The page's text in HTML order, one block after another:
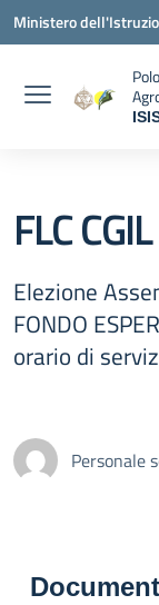
Vai ai contenuti
Vai al menu di
Vai al footer
Ministero
FLC
Elezione
FONDO
orario di
Personale